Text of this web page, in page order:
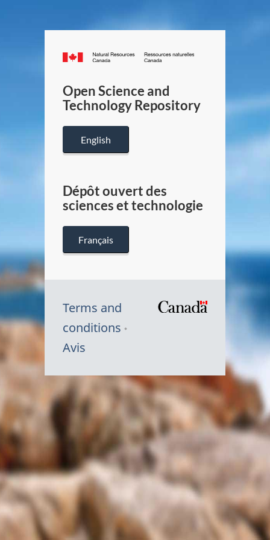
Canada.ca
/
Canada
Open Science and
Technology Repository
English
Dépôt ouvert des
sciences et technologie
Français
Terms and
conditions
Avis
Symbole
du
Canada